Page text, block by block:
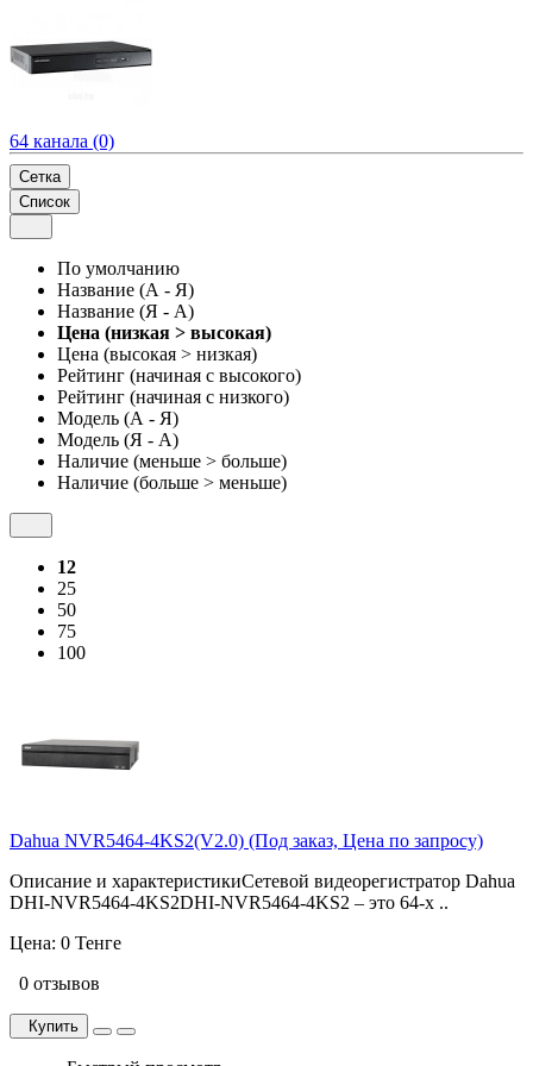
64 канала (0)
Сетка
Список
По умолчанию
Название (А - Я)
Название (Я - А)
Цена (низкая > высокая)
Цена (высокая > низкая)
Рейтинг (начиная с высокого)
Рейтинг (начиная с низкого)
Модель (А - Я)
Модель (Я - А)
Наличие (меньше > больше)
Наличие (больше > меньше)
12
25
50
75
100
Dahua NVR5464-4KS2(V2.0) (Под заказ, Цена по запросу)
Описание и характеристикиСетевой видеорегистратор Dahua
DHI-NVR5464-4KS2DHI-NVR5464-4KS2 – это 64-х ..
Цена: 0 Тенге
0 отзывов
Купить